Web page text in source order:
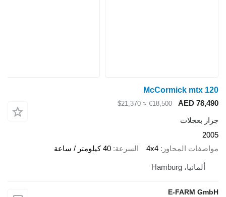
McCormick mtx 120
AED 78,490
€18,500
≈ $21,370
جرار بعجلات
2005
مواصفات المحاور
4x4 السرعة 40 كيلومتر / ساعة
ألمانيا، Hamburg
E-FARM GmbH